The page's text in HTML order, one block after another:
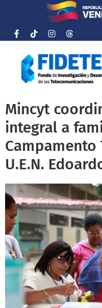
Mincyt
integral a
U.E.N.